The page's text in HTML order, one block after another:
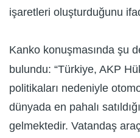
işaretleri oluşturduğunu
Kanko konuşmasında şu
bulundu: “Türkiye, AKP
politikaları nedeniyle
dünyada en pahalı
gelmektedir. Vatandaş